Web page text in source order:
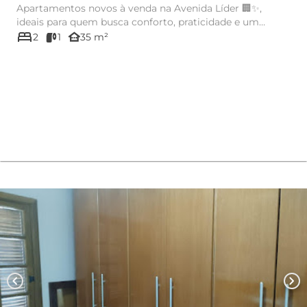
Apartamentos novos à venda na Avenida Líder 🏢✨,
ideais para quem busca conforto, praticidade e um
excelente padrão de a...
bed2 1 other_houses35 m²
chevron_left chevron_right